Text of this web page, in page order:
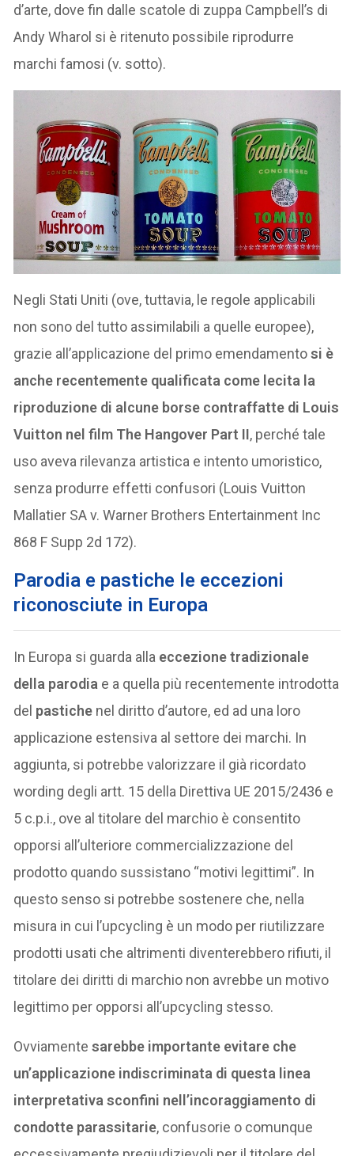
d’arte, dove fin dalle scatole di zuppa Campbell’s di
Andy Wharol si è ritenuto possibile riprodurre
marchi famosi (v. sotto).
Negli Stati Uniti (ove, tuttavia, le regole applicabili
non sono del tutto assimilabili a quelle europee),
grazie all’applicazione del primo emendamentosi è
anche recentemente qualificata come lecita la
riproduzione di alcune borse contraffatte di Louis
Vuitton nel film The Hangover Part II, perché tale
uso aveva rilevanza artistica e intento umoristico,
senza produrre effetti confusori (Louis Vuitton
Mallatier SA v. Warner Brothers Entertainment Inc
868 F Supp 2d 172).
Parodia e pastiche le eccezioni
riconosciute in Europa
In Europa si guarda alla eccezione tradizionale
della parodia e a quella più recentemente introdotta
del pastiche nel diritto d’autore, ed ad una loro
applicazione estensiva al settore dei marchi. In
aggiunta, si potrebbe valorizzare il già ricordato
wording degli artt. 15 della Direttiva UE 2015/2436 e
5 c.p.i., ove al titolare del marchio è consentito
opporsi all’ulteriore commercializzazione del
prodotto quando sussistano “motivi legittimi”. In
questo senso si potrebbe sostenere che, nella
misura in cui l’upcycling è un modo per riutilizzare
prodotti usati che altrimenti diventerebbero rifiuti, il
titolare dei diritti di marchio non avrebbe un motivo
legittimo per opporsi all’upcycling stesso.
Ovviamentesarebbe importante evitare che
un’applicazione indiscriminata di questa linea
interpretativa sconfini nell’incoraggiamento di
condotte parassitarie, confusorie o comunque